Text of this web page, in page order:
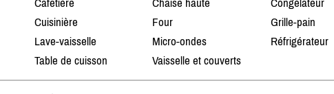
Cafetière Chaise haute
Congélateur
Cuisinière
Four
Grille-pain
Lave-vaisselle
Micro-ondes
Réfrigérateur
Table de cuisson
Vaisselle et couverts